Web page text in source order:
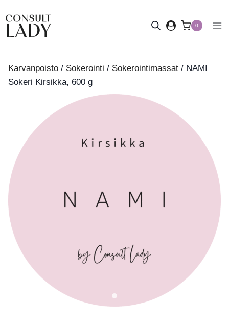
sisältöön
0
Karvanpoisto / Sokerointi / Sokerointimassat / NAMI
Sokeri Kirsikka, 600 g